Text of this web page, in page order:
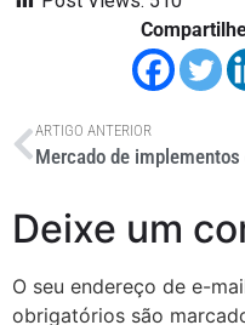
ARTIGO ANTERIOR
Deixe um
O seu endereço de e-
obrigatórios são